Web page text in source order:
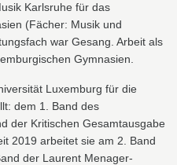
Karlsruhe für das
(Fächer: Musik und
war Gesang. Arbeit als
Gymnasien.
Luxemburg für die
dem 1. Band des
der Kritischen Gesamtausgabe
2019 arbeitet sie am 2. Band
der Laurent Menager-